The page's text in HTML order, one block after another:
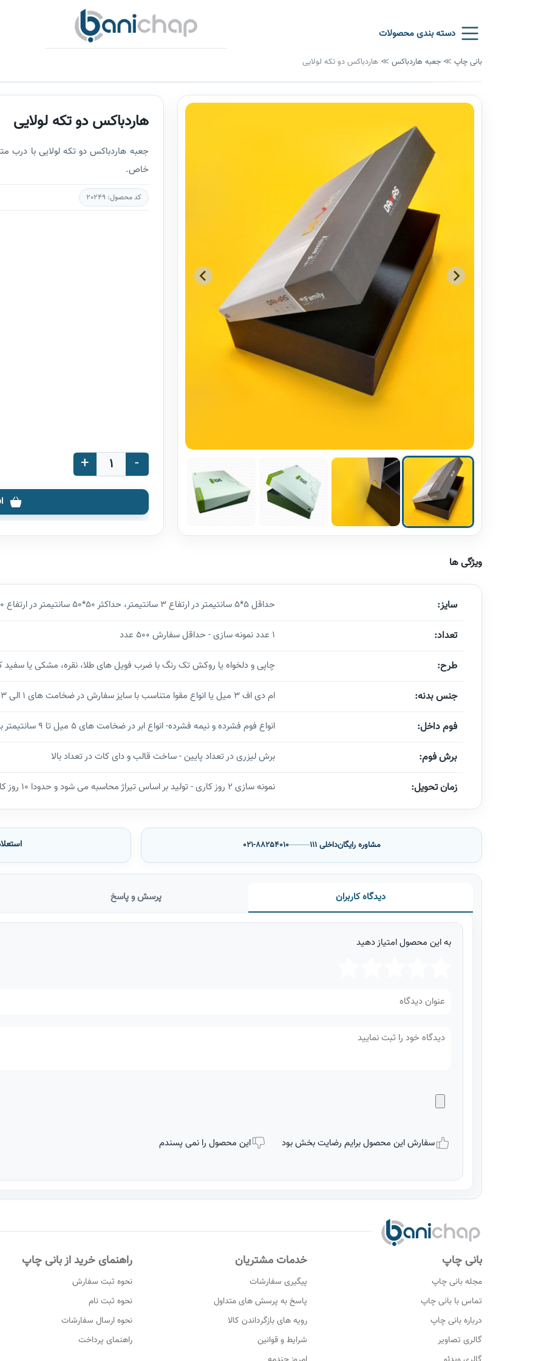
دسته بندی محصولات
بانی چاپ ≫ جعبه هاردباکس ≫ هاردباکس دو تکه لولایی
هاردباکس دو تکه لولایی
جعبه هاردباکس دو تکه لولایی با درب
خاص.
کد محصول: 20249
-
+
ویژگی ها
سایز: حداقل 5*5 سانتیمتر در ارتفاع 3 سانتیمتر، حداکثر 50*50 سانتیمتر در ارتفاع 20 سانتیمتر
تعداد: 1 عدد نمونه سازی - حداقل سفارش 500 عدد
طرح: چاپی و دلخواه یا روکش تک رنگ با ضرب فویل های طلا، نقره، مشکی یا
جنس بدنه: ام دی اف 3 میل یا انواع مقوا متناسب با سایز سفارش در ضخامت های 1 الی 3 میل
فوم داخل: انواع فوم فشرده و نیمه فشرده- انواع ابر در ضخامت های 5 میل تا 9 سانتیمتر با روکش و بدون روکش
برش فوم: برش لیزری در تعداد پایین - ساخت قالب و دای کات در تعداد بالا
زمان تحویل: نمونه سازی 2 روز کاری - تولید بر اساس تیراژ محاسبه می شود و حدودا 10 روز کاری
مشاوره رایگانداخلی 111 021-88254010
دیدگاه کاربران پرسش و پاسخ
به این محصول امتیاز دهید
سفارش این محصول برایم رضایت بخش بود این محصول را نمی پسندم
بانی چاپ
مجله بانی چاپ
تماس با بانی چاپ
درباره بانی چاپ
گالری تصاویر
خدمات مشتریان
پیگیری سفارشات
پاسخ به پرسش های متداول
رویه های بازگرداندن کالا
شرایط و قوانین
راهنمای خرید از بانی چاپ
نحوه ثبت سفارش
نحوه ثبت نام
نحوه ارسال سفارشات
راهنمای پرداخت